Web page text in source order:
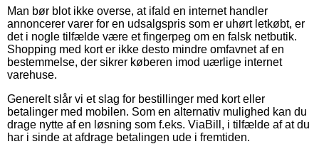
Man bør blot ikke overse, at ifald en internet handler
annoncerer varer for en udsalgspris som er uhørt letkøbt, er
det i nogle tilfælde være et fingerpeg om en falsk netbutik.
Shopping med kort er ikke desto mindre omfavnet af en
bestemmelse, der sikrer køberen imod uærlige internet
varehuse.
Generelt slår vi et slag for bestillinger med kort eller
betalinger med mobilen. Som en alternativ mulighed kan du
drage nytte af en løsning som f.eks. ViaBill, i tilfælde af at du
har i sinde at afdrage betalingen ude i fremtiden.